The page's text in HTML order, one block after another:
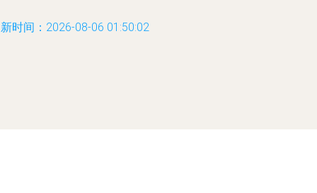
时间：2026-08-06 01:50:02